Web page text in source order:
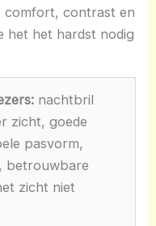
comfort, contrast en
het het hardst nodig
nachtbril
zicht, goede
pasvorm,
betrouwbare
zicht niet